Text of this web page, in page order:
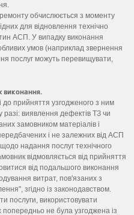
обчислюється з моменту
для відновлення технічно
АСП. У випадку виконання
умов (наприклад звернення
послуг можуть перевищувати,
виконання.
прийняття узгодженого з ним
виявлення дефектів ТЗ чи
замовником матеріалів і
і не залежних від АСП
надання послуг технічного
відмовляється від прийняття
від подальшого виконання
витрат, пов'язаних з
згідно із законодавством.
послуги, використовувати
попередньо не була узгоджена із